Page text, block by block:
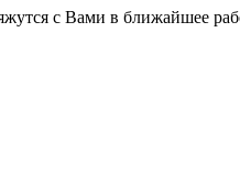
с Вами в ближайшее